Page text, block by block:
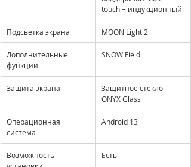
touch + индукционный
Подсветка экрана MOON Light 2
Дополнительные
функции
SNOW Field
Защита экрана
Защитное стекло
ONYX Glass
Операционная
система
Android 13
Возможность
Есть